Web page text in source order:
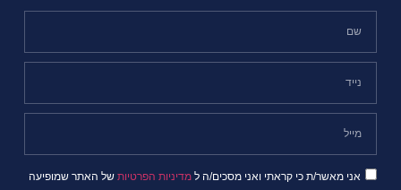
אני מאשר/ת כי קראתי ואני מסכים/ה ל מדיניות הפרטיותשל האתר שמופיעה